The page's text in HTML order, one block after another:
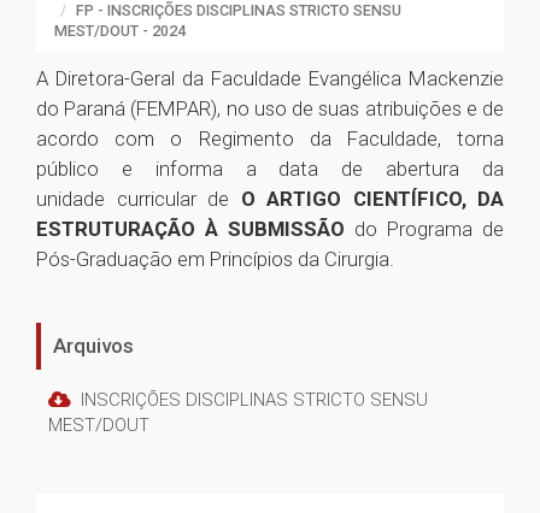
FP - INSCRIÇÕES DISCIPLINAS STRICTO SENSU
MEST/DOUT - 2024
A Diretora-Geral da Faculdade Evangélica Mackenzie
do Paraná (FEMPAR), no uso de suas atribuições e de
acordo com o Regimento da Faculdade, torna
público e informa a data de abertura da
unidade curricular de O ARTIGO CIENTÍFICO, DA
ESTRUTURAÇÃO À SUBMISSÃO do Programa de
Pós-Graduação em Princípios da Cirurgia.
Arquivos
INSCRIÇÕES DISCIPLINAS STRICTO SENSU
MEST/DOUT